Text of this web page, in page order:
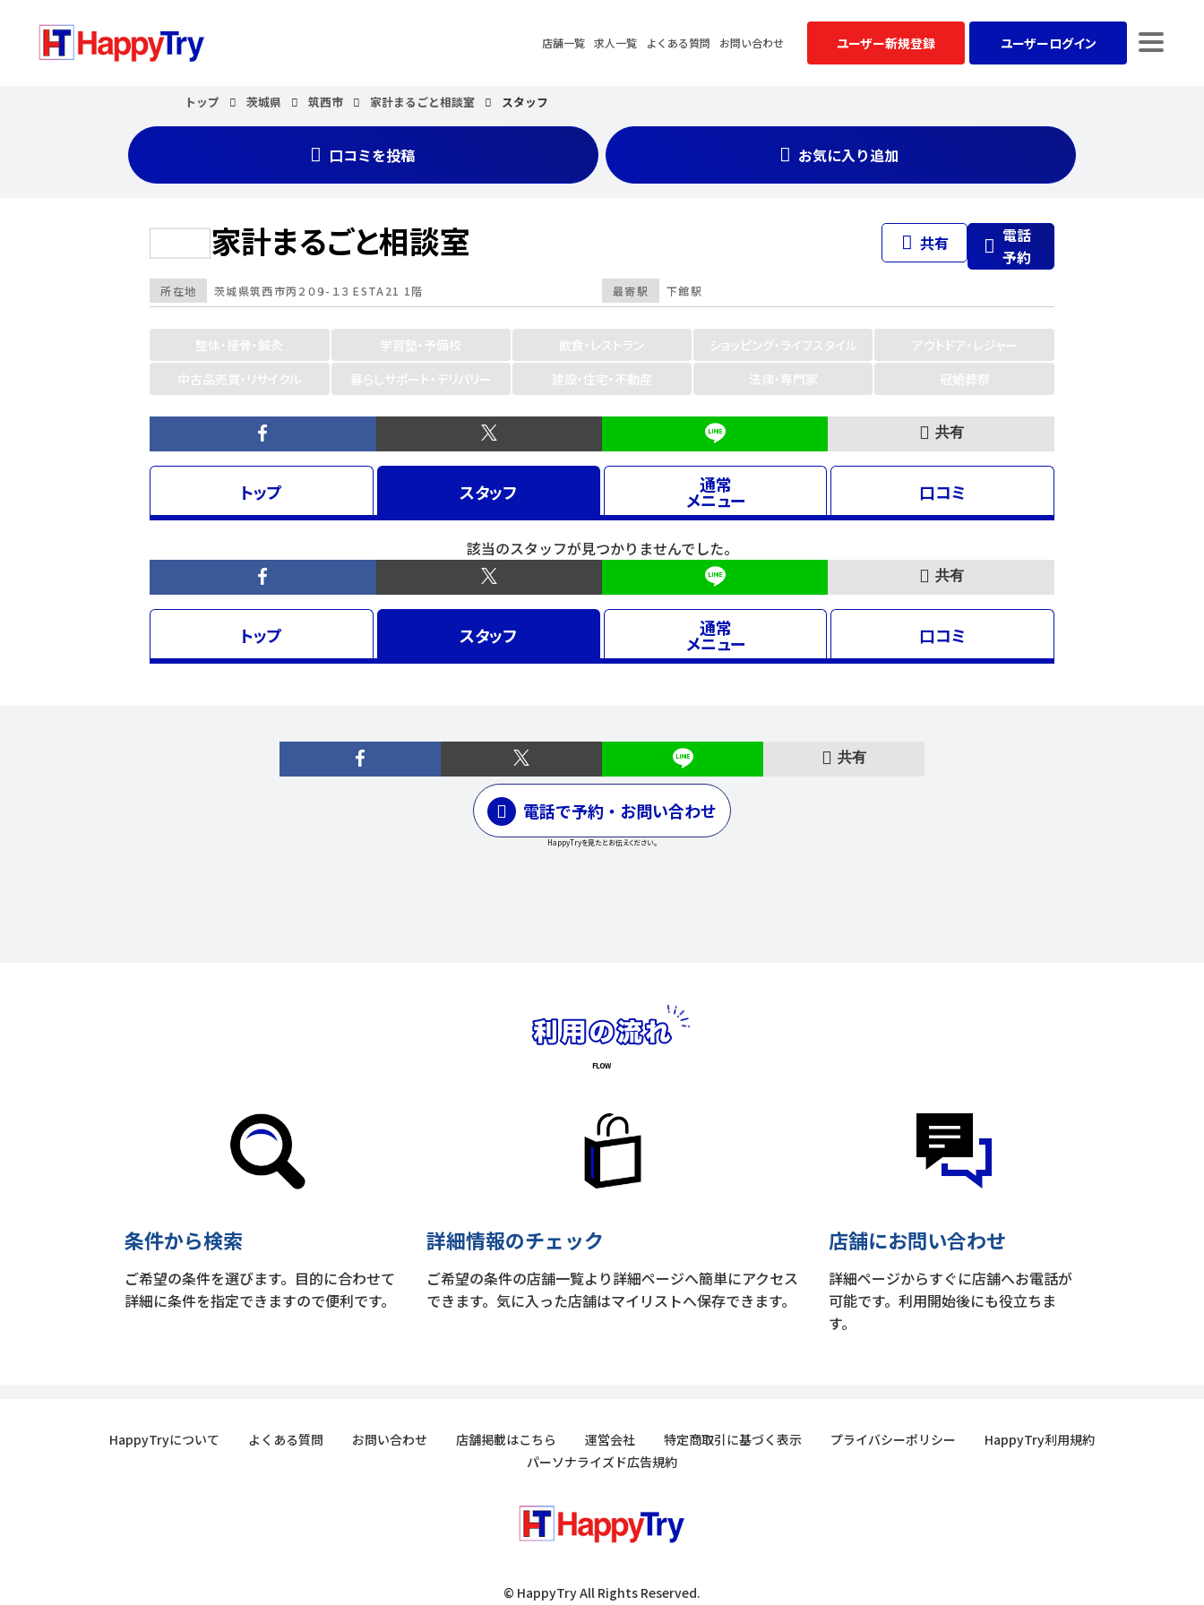
店舗一覧 求人一覧 よくある質問 お問い合わせ ユーザー新規登録 ユーザーログイン
トップ 茨城県 筑西市 家計まるごと相談室 スタッフ
口コミを投稿 お気に入り追加
家計まるごと相談室 共有
電話
予約
最寄駅 下館駅
所在地 茨城県筑西市丙２０９-１３ ESTA21 1階
整体・接骨・鍼灸 学習塾・予備校 飲食・レストラン ショッピング・ライフスタイル
アウトドア・レジャー
中古品売買・リサイクル
暮らしサポート・デリバリー 建設・住宅・不動産 法律・専門家 冠婚葬祭
共有
トップ スタッフ 通常
メニュー 口コミ
該当のスタッフが見つかりませんでした。
共有
トップ スタッフ 通常
メニュー 口コミ
共有
電話で予約・お問い合わせ
HappyTryを見たとお伝えください。
条件から検索
ご希望の条件を選びます。目的に合わせて
詳細に条件を指定できますので便利です。
詳細情報のチェック
ご希望の条件の店舗一覧より詳細ページへ簡単にアクセス
できます。気に入った店舗はマイリストへ保存できます。
店舗にお問い合わせ
詳細ページからすぐに店舗へお電話が
可能です。利用開始後にも役立ちま
す。
HappyTryについて よくある質問 お問い合わせ 店舗掲載はこちら 運営会社 特定商取引に基づく表示 プライバシーポリシー
HappyTry利用規約
パーソナライズド広告規約
© HappyTry All Rights Reserved.